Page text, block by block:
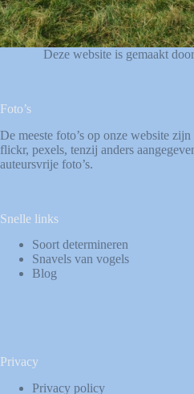
Deze website is gemaakt
Foto’s
De meeste foto’s op onze website
flickr, pexels, tenzij anders
auteursvrije foto’s.
Snelle links
Soort determineren
Snavels van vogels
Blog
Privacy
Privacy policy